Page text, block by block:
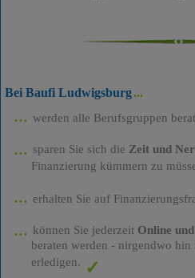
Bei Baufi Ludwigsburg
werden alle Berufsgruppen
sparen Sie sich die Zeit und
Finanzierung kümmern zu
erhalten Sie auf
können Sie jederzeit Online
beraten werden - nirgendwo hin
erledigen.